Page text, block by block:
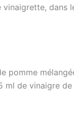
dans
ml de vinaigre